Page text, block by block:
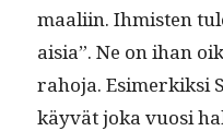
maali­in. Ihmis­ten
aisia”. Ne on ihan
raho­ja. Esimerkik­si
käyvät joka vuosi